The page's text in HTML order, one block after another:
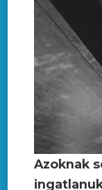
Azoknak